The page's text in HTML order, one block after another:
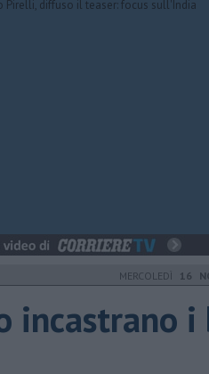
MERCOLEDÌ 16
incastrano